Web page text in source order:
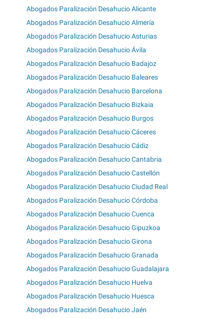
Abogados Paralización Desahucio Alicante
Abogados Paralización Desahucio Almería
Abogados Paralización Desahucio Asturias
Abogados Paralización Desahucio Ávila
Abogados Paralización Desahucio Badajoz
Abogados Paralización Desahucio Baleares
Abogados Paralización Desahucio Barcelona
Abogados Paralización Desahucio Bizkaia
Abogados Paralización Desahucio Burgos
Abogados Paralización Desahucio Cáceres
Abogados Paralización Desahucio Cádiz
Abogados Paralización Desahucio Cantabria
Abogados Paralización Desahucio Castellón
Abogados Paralización Desahucio Ciudad Real
Abogados Paralización Desahucio Córdoba
Abogados Paralización Desahucio Cuenca
Abogados Paralización Desahucio Gipuzkoa
Abogados Paralización Desahucio Girona
Abogados Paralización Desahucio Granada
Abogados Paralización Desahucio Guadalajara
Abogados Paralización Desahucio Huelva
Abogados Paralización Desahucio Huesca
Abogados Paralización Desahucio Jaén